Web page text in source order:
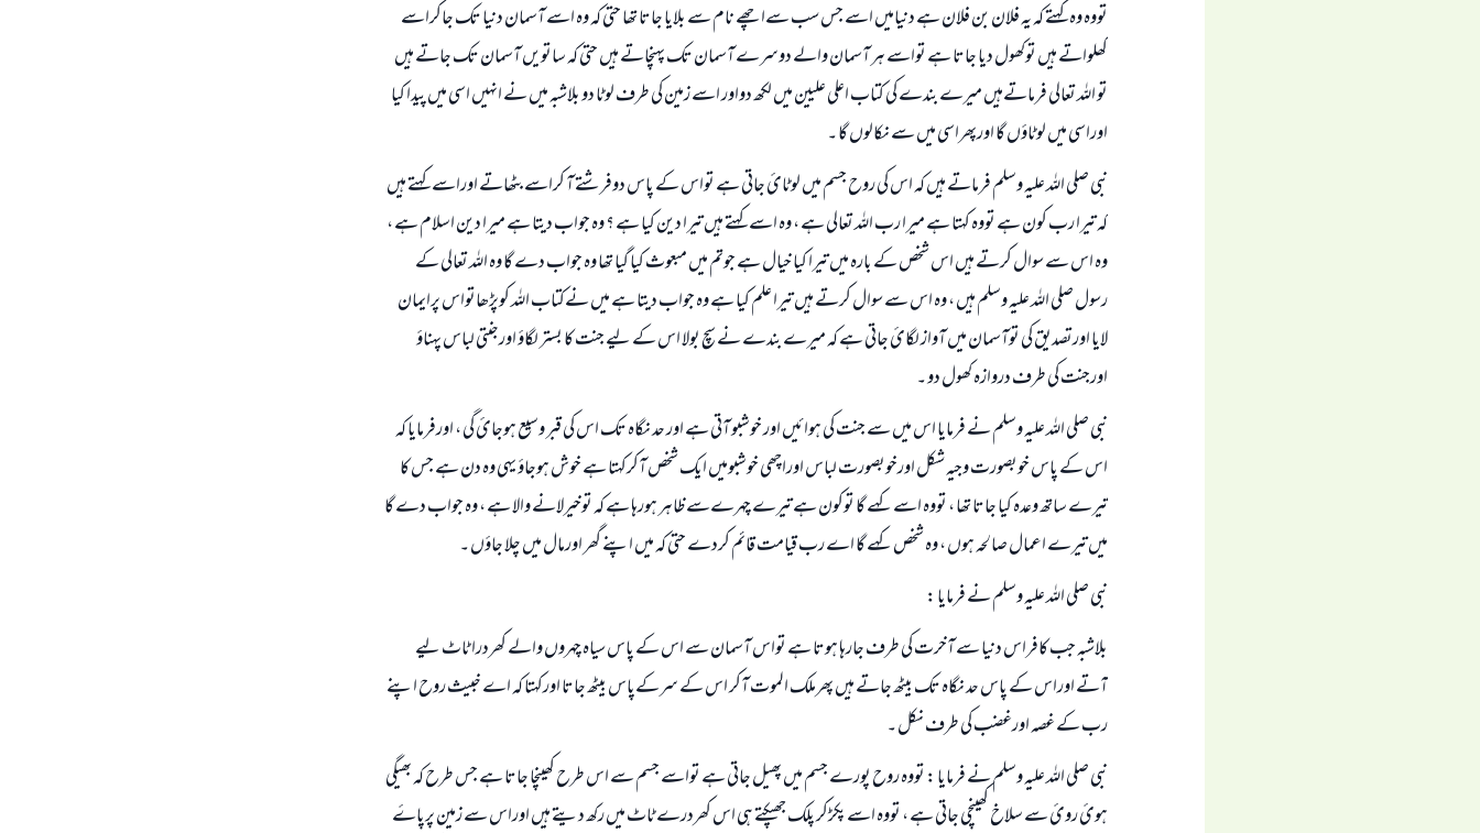
تووہ وہ کہتے کہ یہ فلان بن فلان ہے دنیامیں اسے جس سب سےاچھے نام سے بلایا جاتا تھا حتی کہ وہ اسے آسمان دنیا تک جاکراسے
کھلواتے ہیں توکھول دیا جاتا ہے تواسے ہر آسمان والے دوسرے آسمان تک پہنچاتے ہیں حتی کہ ساتویں آسمان تک جاتے ہیں
تو اللہ تعالی فرماتےہیں میرے بندے کی کتاب اعلی علیین میں لکھ دواور اسے زمین کی طرف لوٹا دو بلاشبہ میں نے انہیں اسی میں پیدا کیا
اوراسی میں لوٹاؤں گا اورپھراسی میں سے نکالوں گا ۔
نبی صلی اللہ علیہ وسلم فرماتے ہیں کہ اس کی روح جسم میں لوٹائ‏ جاتی ہے تواس کے پاس دوفرشتے آ کراسے بٹھاتے اوراسے کہتے ہيں
کہ تیرا رب کون ہے تووہ کہتا ہے میرا رب اللہ تعالی ہے ، وہ اسے کہتے ہیں تیرا دین کیا ہے ؟ وہ جواب دیتا ہے میرا دین اسلام ہے ،
وہ اس سے سوال کرتے ہیں اس شخص کے بارہ میں تیرا کیا خیال ہے جوتم میں مبعوث کیا گيا تھا وہ جواب دے گا وہ اللہ تعالی کے
رسول صلی اللہ علیہ وسلم ہیں ، وہ اس سے سوال کرتے ہیں تیرا علم کیا ہے وہ جواب دیتا ہے میں نےکتاب اللہ کوپڑھاتواس پرایمان
لایا اورتصدیق کی توآسمان میں آواز لگائ جاتی ہے کہ میرے بندے نے سچ بولا اس کے لیے جنت کا بستر لگا‎ؤ اورجنتی لباس پہناؤ
اورجنت کی طرف دروازہ کھول دو ۔
نبی صلی اللہ علیہ وسلم نے فرمایا اس میں سے جنت کی ہوائيں اور خوشبو آتی ہے اور حد نگاہ تک اس کی قبر وسیع ہوجائ گی ، اورفرمایا کہ
اس کے پاس خوبصورت وجیہ شکل اورخوبصورت لباس اوراچھی خوشبومیں ایک شخص آکرکہتا ہے خوش ہوجاؤ یہی وہ دن ہے جس کا
تیرے ساتھ وعدہ کیا جاتا تھا ، تووہ اسے کہے گا توکون ہے تیرے چہرےسے ظاہر ہورہا ہے کہ توخیرلانے والا ہے ، وہ جواب دے گا
میں تیرے اعمال صالحہ ہوں ، وہ شخص کہے گا اے رب قیامت قائم کردے حتی کہ میں اپنے گھر اورمال میں چلا جاؤں ۔
نبی صلی اللہ علیہ وسلم نے فرمایا :
بلاشبہ جب کافراس دنیا سے آخرت کی طرف جارہا ہوتا ہے تواس آسمان سے اس کے پاس سیاہ چہروں والے کھردرا ٹاٹ لیے
آتے اوراس کے پاس حد نگاہ تک بیٹھ جاتے ہیں پھرملک الموت آکر اس کے سرکےپاس بیٹھ جاتا اورکہتا کہ اے خبیث روح اپنے
رب کے غصہ اورغضب کی طرف نکل ۔
نبی صلی اللہ علیہ وسلم نے فرمایا : تووہ روح پورے جسم میں پھیل جاتی ہے تواسے جسم سے اس طرح کھینچا جاتا ہے جس طرح کہ بھیگی
ہوئ روئ سے سلاخ کھینچی جاتی ہے ، تووہ اسے پکڑکر پلک جھپکتے ہی اس کھردرے ٹاٹ میں رکھ دیتے ہیں اوراس سے زمین پرپاۓ